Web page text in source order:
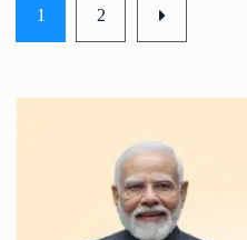
1 2